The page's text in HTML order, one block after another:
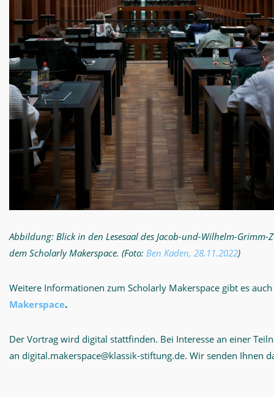
Abbildung: Blick in den Lesesaal des Jacob-und-Wilhelm-
dem Scholarly Makerspace. (Foto: Ben Kaden, 28.11.2022)
Weitere Informationen zum Scholarly Makerspace gibt es
Makerspace.
Der Vortrag wird digital stattfinden. Bei Interesse an einer
an digital.makerspace@klassik-stiftung.de. Wir senden Ihnen